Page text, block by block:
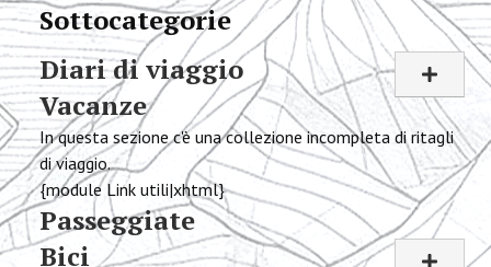
Sottocategorie
Diari di viaggio
Vacanze
In questa sezione c'è una collezione incompleta di ritagli
di viaggio.
{module Link utili|xhtml}
Passeggiate
Bici